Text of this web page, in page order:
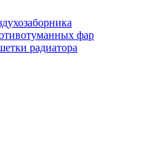
фар
радиатора